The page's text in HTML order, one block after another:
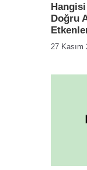
Doğru
27 Kasım